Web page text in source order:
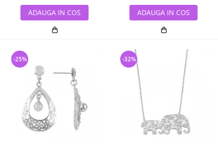
ADAUGA IN COS ADAUGA IN COS
-25% -32%